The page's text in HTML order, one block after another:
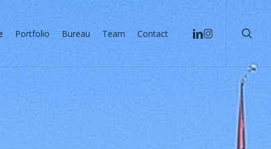
Portfolio Bureau Team Contact linkedin
instagram